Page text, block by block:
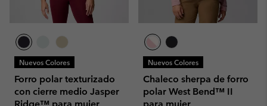
Nuevos Colores
Forro polar texturizado
con cierre medio Jasper
Nuevos Colores
Chaleco sherpa de forro
polar West Bend™ II